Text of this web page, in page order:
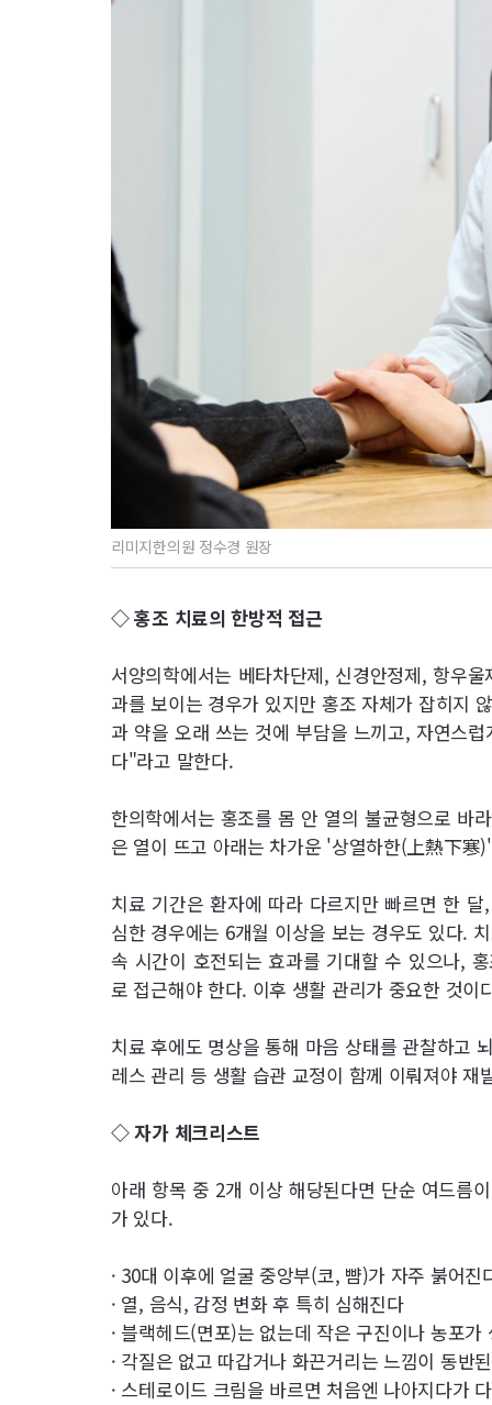
리미지한의원 정수경 원장
◇ 홍조 치료의 한방적 접근
서양의학에서는 베타차단제, 신경안정제, 항우
과를 보이는 경우가 있지만 홍조 자체가 잡히지
과 약을 오래 쓰는 것에 부담을 느끼고, 자연스
다"라고 말한다.
한의학에서는 홍조를 몸 안 열의 불균형으로 바
은 열이 뜨고 아래는 차가운 '상열하한(上熱下寒
치료 기간은 환자에 따라 다르지만 빠르면 한
심한 경우에는 6개월 이상을 보는 경우도 있다.
속 시간이 호전되는 효과를 기대할 수 있으나,
로 접근해야 한다. 이후 생활 관리가 중요한 것이
치료 후에도 명상을 통해 마음 상태를 관찰하고
레스 관리 등 생활 습관 교정이 함께 이뤄져야 재
◇ 자가 체크리스트
아래 항목 중 2개 이상 해당된다면 단순 여드름
가 있다.
· 30대 이후에 얼굴 중앙부(코, 뺨)가 자주 붉어진
· 열, 음식, 감정 변화 후 특히 심해진다
· 블랙헤드(면포)는 없는데 작은 구진이나 농포가
· 각질은 없고 따갑거나 화끈거리는 느낌이 동반
· 스테로이드 크림을 바르면 처음엔 나아지다가